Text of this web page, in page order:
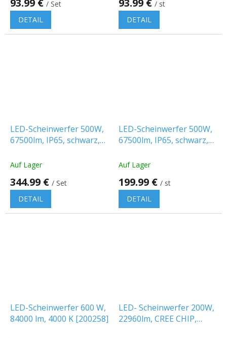
/ Set
DETAIL
/ st
DETAIL
LED-Scheinwerfer 500W,
67500lm, IP65, schwarz,
Auf Lager
344.99 € / Set
DETAIL
LED-Scheinwerfer 500W,
67500lm, IP65, schwarz,
Auf Lager
199.99 € / st
DETAIL
LED-Scheinwerfer 600 W,
84000 lm, 4000 K [200258]
LED- Scheinwerfer 200W,
22960lm, CREE CHIP,